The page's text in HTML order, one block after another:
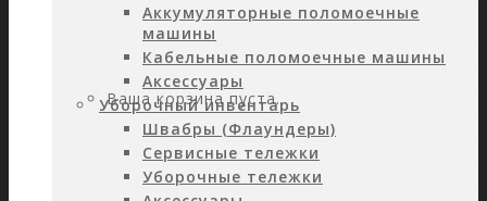
Ваша корзина пуста.
Аккумуляторные поломоечные
машины
Кабельные поломоечные машины
Аксессуары
Уборочный инвентарь
Швабры (Флаундеры)
Сервисные тележки
Уборочные тележки